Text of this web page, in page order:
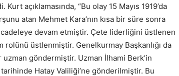
Kurt açıklamasında, “Bu olay 15 Mayıs 1919’da
atan Mehmet Kara’nın kısa bir süre sonra
devam etmiştir. Çete liderliğini üstlenen
üstlenmiştir. Genelkurmay Başkanlığı da
göndermiştir. Uzman İlhami Berk’in
tarihinde Hatay Valiliği’ne gönderilmiştir. Bu